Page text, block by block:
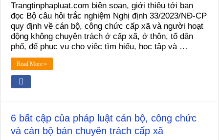
Trangtinphapluat.com biên soạn, giới thiệu tới bạn
đọc Bộ câu hỏi trắc nghiệm Nghị định 33/2023/NĐ-CP
quy định về cán bộ, công chức cấp xã và người hoạt
động không chuyên trách ở cấp xã, ở thôn, tổ dân
phố, để phục vụ cho việc tìm hiểu, học tập và …
Read More »
6 bất cập của pháp luật cán bộ, công chức
và cán bộ bán chuyên trách cấp xã